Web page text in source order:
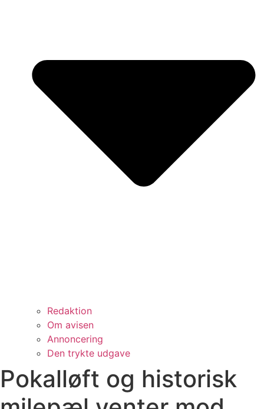
Redaktion
Om avisen
Annoncering
Den trykte udgave
Pokalløft og historisk